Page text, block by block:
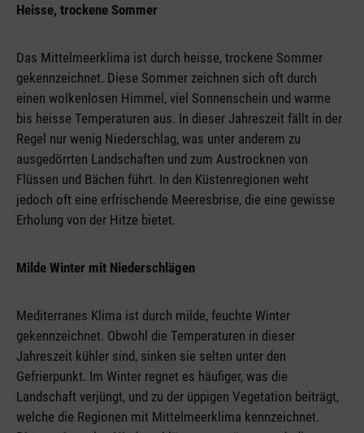
Heisse, trockene Sommer
Das Mittelmeerklima ist durch heisse, trockene Sommer
gekennzeichnet. Diese Sommer zeichnen sich oft durch
einen wolkenlosen Himmel, viel Sonnenschein und warme
bis heisse Temperaturen aus. In dieser Jahreszeit fällt in der
Regel nur wenig Niederschlag, was unter anderem zu
ausgedörrten Landschaften und zum Austrocknen von
Flüssen und Bächen führt. In den Küstenregionen weht
jedoch oft eine erfrischende Meeresbrise, die eine gewisse
Erholung von der Hitze bietet.
Milde Winter mit Niederschlägen
Mediterranes Klima ist durch milde, feuchte Winter
gekennzeichnet. Obwohl die Temperaturen in dieser
Jahreszeit kühler sind, sinken sie selten unter den
Gefrierpunkt. Im Winter regnet es häufiger, was die
Landschaft verjüngt, und zu der üppigen Vegetation beiträgt,
welche die Regionen mit Mittelmeerklima kennzeichnet.